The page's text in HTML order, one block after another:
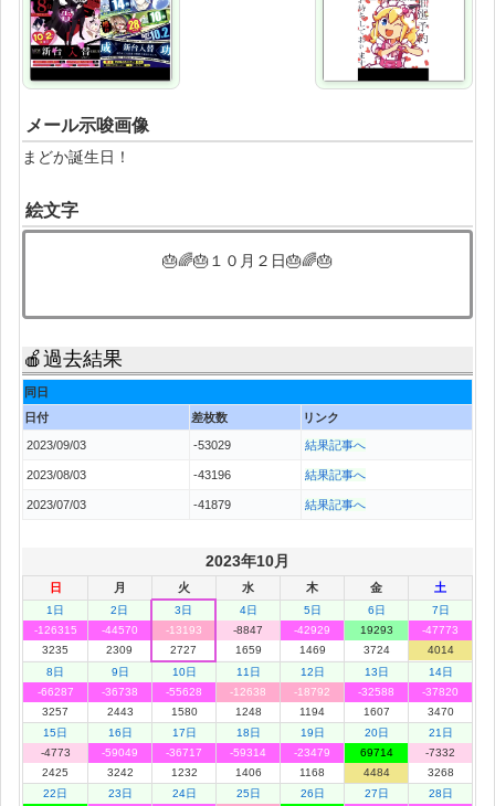
メール示唆画像
まどか誕生日！
絵文字
🎂🌈🎂１０月２日🎂🌈🎂
🍎過去結果
同日
日付
差枚数 リンク
2023/09/03 -53029 結果記事へ
2023/08/03 -43196 結果記事へ
2023/07/03 -41879 結果記事へ
2023年10月
日 月 火 水 木 金 土
1日
-126315
3235
2日
-44570
2309
3日
-13193
2727
4日
-8847
1659
5日
-42929
1469
6日
19293
3724
7日
-47773
4014
8日
-66287
3257
9日
-36738
2443
10日
-55628
1580
11日
-12638
1248
12日
-18792
1194
13日
-32588
1607
14日
-37820
3470
15日
-4773
2425
16日
-59049
3242
17日
-36717
1232
18日
-59314
1406
19日
-23479
1168
20日
69714
4484
21日
-7332
3268
22日
23日
24日
25日
26日
27日
28日